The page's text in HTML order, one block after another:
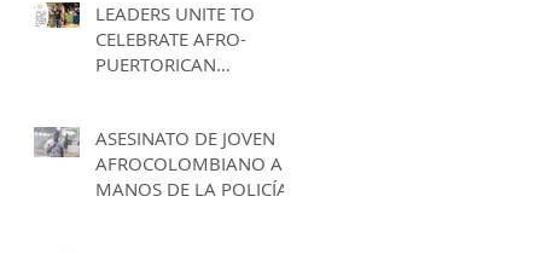
LEADERS UNITE TO
CELEBRATE AFRO-
PUERTORICAN
TAMBORES" EVENT
ASESINATO DE JOVEN
AFROCOLOMBIANO A
MANOS DE LA POLICÍA